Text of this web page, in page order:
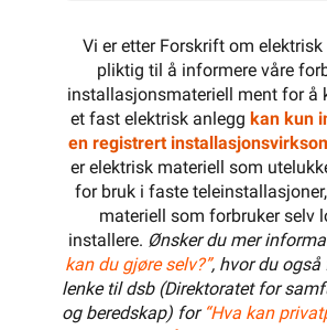
Vi er etter Forskrift om
pliktig til å informere våre
installasjonsmateriell ment for å
et fast elektrisk anlegg kan kun
en registrert
er elektrisk materiell som
for bruk i faste
materiell som forbruker selv
installere. Ønsker du mer
kan du gjøre selv?”, hvor du også
lenke til dsb (Direktoratet for
og beredskap) for “Hva kan